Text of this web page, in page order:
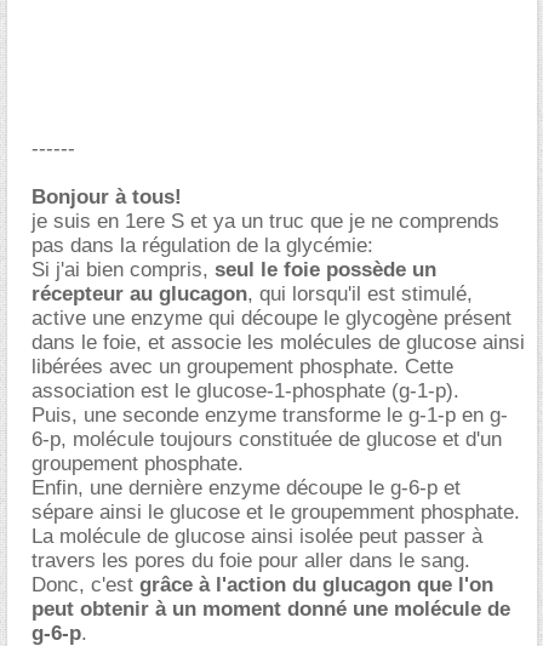
------
Bonjour à tous!
je suis en 1ere S et ya un truc que je ne comprends
pas dans la régulation de la glycémie:
Si j'ai bien compris, seul le foie possède un
récepteur au glucagon, qui lorsqu'il est stimulé,
active une enzyme qui découpe le glycogène présent
dans le foie, et associe les molécules de glucose ainsi
libérées avec un groupement phosphate. Cette
association est le glucose-1-phosphate (g-1-p).
Puis, une seconde enzyme transforme le g-1-p en g-
6-p, molécule toujours constituée de glucose et d'un
groupement phosphate.
Enfin, une dernière enzyme découpe le g-6-p et
sépare ainsi le glucose et le groupemment phosphate.
La molécule de glucose ainsi isolée peut passer à
travers les pores du foie pour aller dans le sang.
Donc, c'est grâce à l'action du glucagon que l'on
peut obtenir à un moment donné une molécule de
g-6-p.